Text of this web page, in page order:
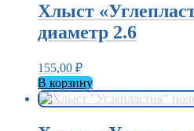
Хлыст
диаметр 2.6
155,00 ₽
В корзину